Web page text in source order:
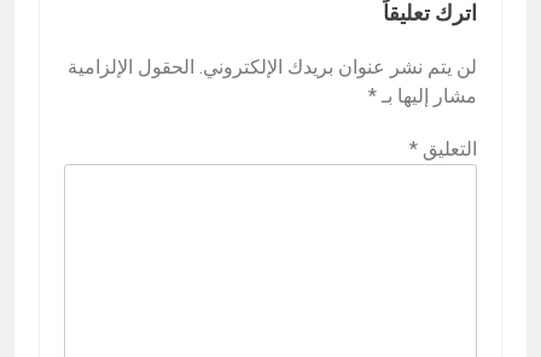
اترك تعليقاً
لن يتم نشر عنوان بريدك الإلكتروني. الحقول الإلزامية
مشار إليها بـ *
التعليق *